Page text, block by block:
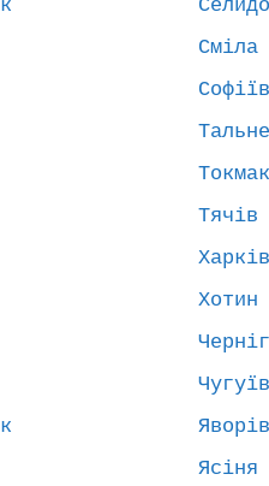
Сміла
Тальне
Токмак
Тячів
Харків
Хотин
Чугуїв
Яворів
Ясіня